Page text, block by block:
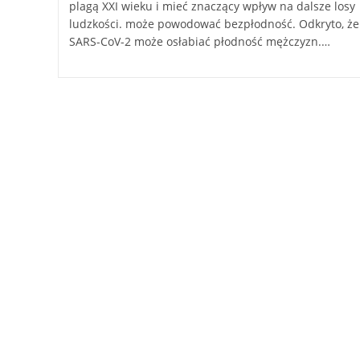
plagą XXI wieku i mieć znaczący wpływ na dalsze losy
ludzkości. może powodować bezpłodność. Odkryto, że
SARS-CoV-2 może osłabiać płodność mężczyzn.…